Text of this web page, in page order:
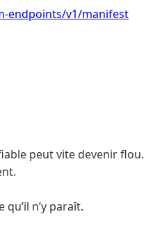
endpoints/v1/manifest
peut vite devenir flou.
qu’il n’y paraît.